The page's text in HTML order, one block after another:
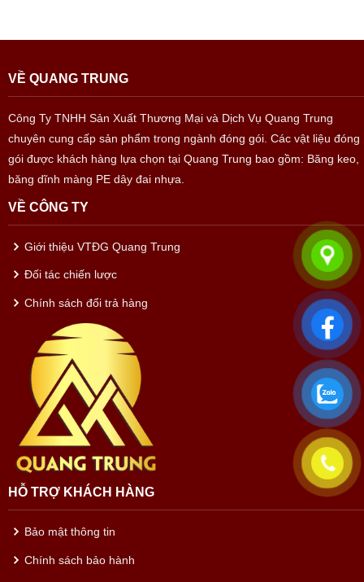
VỀ QUANG TRUNG
Công Ty TNHH Sản Xuất Thương Mại và Dịch Vụ Quang Trung
chuyên cung cấp sản phẩm trong ngành đóng gói. Các vật liệu đóng
gói được khách hàng lựa chọn tại Quang Trung bao gồm: Băng keo,
băng dĩnh màng PE dây đai nhựa.
VỀ CÔNG TY
Giới thiệu VTĐG Quang Trung
Đối tác chiến lược
Chính sách đổi trả hàng
HỖ TRỢ KHÁCH HÀNG
Bảo mật thông tin
Chính sách bảo hành